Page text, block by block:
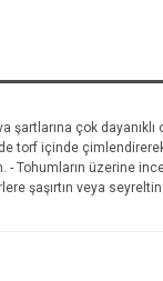
şartlarına çok
torf içinde
Tohumların üzerine
şaşırtın veya